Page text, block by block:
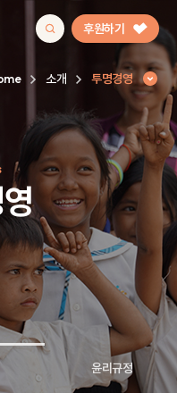
후원하기
#팬덤후원
소개 투명경영
윤리규정